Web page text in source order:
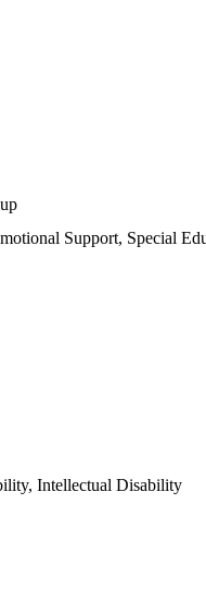
Support, Special
Intellectual Disability